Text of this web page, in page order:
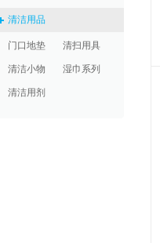
清洁用品
门口地垫 清扫用具
清洁小物 湿巾系列
清洁用剂